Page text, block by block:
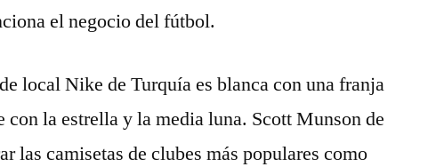
el negocio del fútbol.
local Nike de Turquía es blanca con una franja
con la estrella y la media luna. Scott Munson de
las camisetas de clubes más populares como